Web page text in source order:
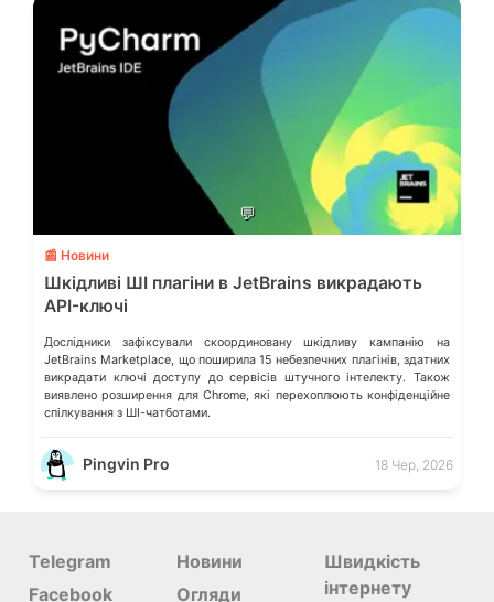
💬
📰 Новини
Шкідливі ШІ плагіни в JetBrains викрадають
API-ключі
Дослідники зафіксували скоординовану шкідливу кампанію на
JetBrains Marketplace, що поширила 15 небезпечних плагінів, здатних
викрадати ключі доступу до сервісів штучного інтелекту. Також
виявлено розширення для Chrome, які перехоплюють конфіденційне
спілкування з ШІ-чатботами.
Pingvin Pro 18 Чер, 2026
Telegram
Facebook
Новини
Огляди
Швидкість
інтернету